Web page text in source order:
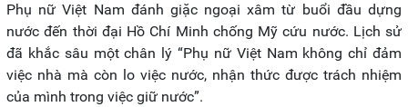
Phụ nữ Việt Nam đánh giặc ngoại xâm từ buổi đầu dựng
nước đến thời đại Hồ Chí Minh chống Mỹ cứu nước. Lịch sử
đã khắc sâu một chân lý “Phụ nữ Việt Nam không chỉ đảm
việc nhà mà còn lo việc nước, nhận thức được trách nhiệm
của mình trong việc giữ nước”.